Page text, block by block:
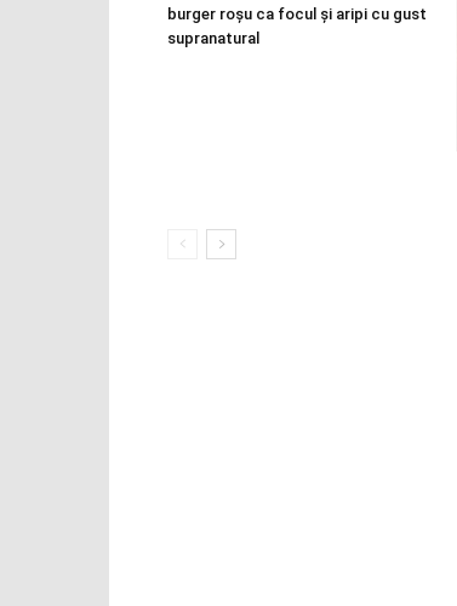
burger roșu ca focul și aripi cu gust
supranatural